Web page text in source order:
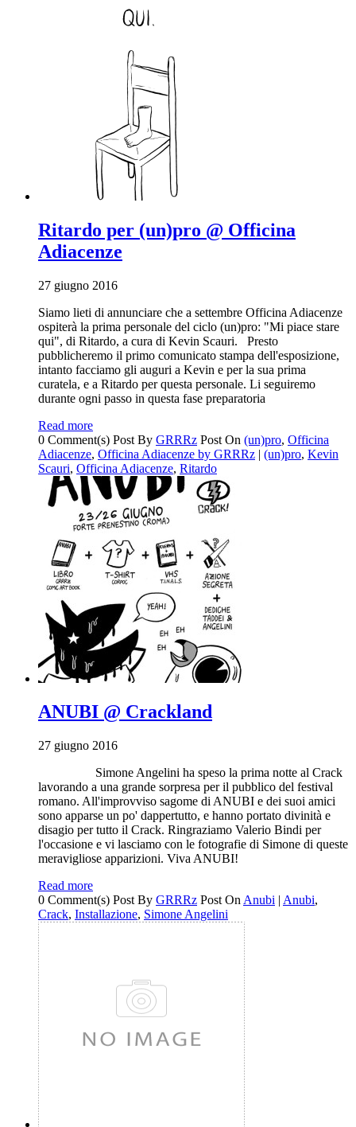
Ritardo per (un)pro @ Officina
Adiacenze
27 giugno 2016
Siamo lieti di annunciare che a settembre Officina Adiacenze
ospiterà la prima personale del ciclo (un)pro: "Mi piace stare
qui", di Ritardo, a cura di Kevin Scauri. Presto
pubblicheremo il primo comunicato stampa dell'esposizione,
intanto facciamo gli auguri a Kevin e per la sua prima
curatela, e a Ritardo per questa personale. Li seguiremo
durante ogni passo in questa fase preparatoria
Read more
0 Comment(s) Post By GRRRz Post On (un)pro, Officina
Adiacenze, Officina Adiacenze by GRRRz | (un)pro, Kevin
Scauri, Officina Adiacenze, Ritardo
ANUBI @ Crackland
27 giugno 2016
Simone Angelini ha speso la prima notte al Crack
lavorando a una grande sorpresa per il pubblico del festival
romano. All'improvviso sagome di ANUBI e dei suoi amici
sono apparse un po' dappertutto, e hanno portato divinità e
disagio per tutto il Crack. Ringraziamo Valerio Bindi per
l'occasione e vi lasciamo con le fotografie di Simone di queste
meravigliose apparizioni. Viva ANUBI!
Read more
0 Comment(s) Post By GRRRz Post On Anubi | Anubi,
Crack, Installazione, Simone Angelini